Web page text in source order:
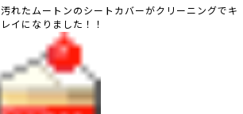
汚れたムートンのシートカバーがクリーニングでキ
レイになりました！！